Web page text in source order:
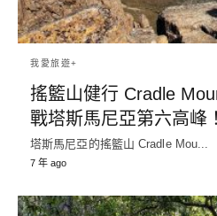
我愛旅遊+
搖籃山健行 Cradle
戰塔斯馬尼亞第六高峰！
塔斯馬尼亞的搖籃山 Cradle Mou...
7 年 ago